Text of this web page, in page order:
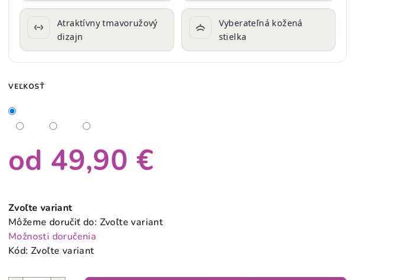
Atraktívny tmavoružový
dizajn
Vyberateľná kožená
stielka
VEĽKOSŤ
od 49,90 €
cena:
Zvoľte variant
Môžeme doručiť do: Zvoľte variant
Možnosti doručenia
Kód: Zvoľte variant